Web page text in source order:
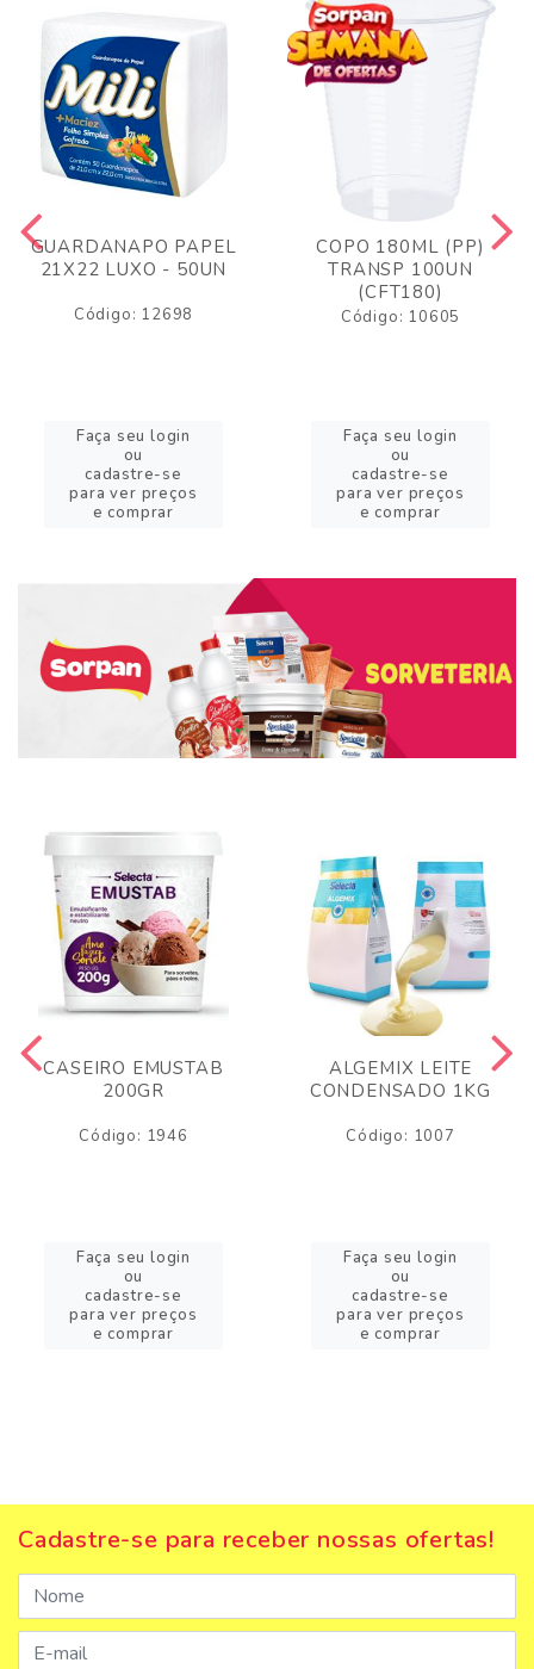
GUARDANAPO PAPEL
21X22 LUXO - 50UN
Código: 12698
Faça seu login
ou
cadastre-se
para ver preços
e comprar
COPO 180ML (PP)
TRANSP 100UN
(CFT180)
Código: 10605
Faça seu login
ou
cadastre-se
para ver preços
e comprar
CASEIRO EMUSTAB
200GR
Código: 1946
Faça seu login
ou
cadastre-se
para ver preços
e comprar
ALGEMIX LEITE
CONDENSADO 1KG
Código: 1007
Faça seu login
ou
cadastre-se
para ver preços
e comprar
Cadastre-se para receber nossas ofertas!